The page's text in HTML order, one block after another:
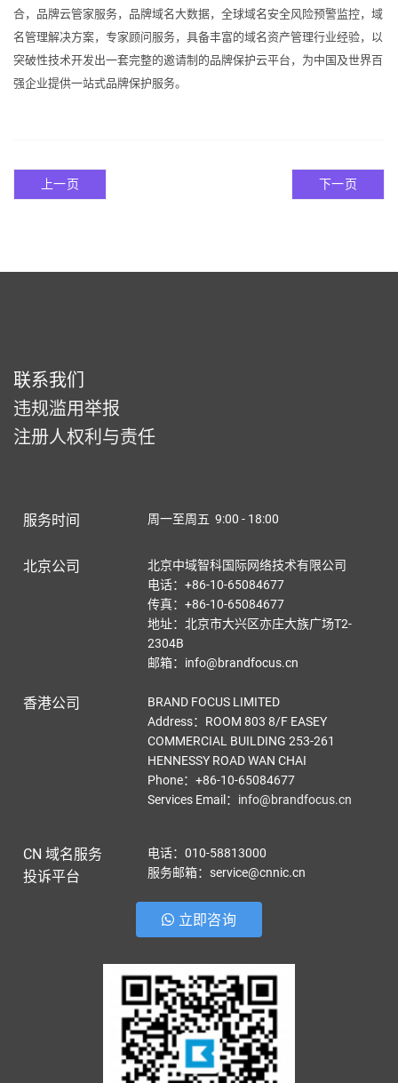
合，品牌云管家服务，品牌域名大数据，全球域名安全风险预警监控，域
名管理解决方案，专家顾问服务，具备丰富的域名资产管理行业经验，以
突破性技术开发出一套完整的邀请制的品牌保护云平台，为中国及世界百
强企业提供一站式品牌保护服务。
上一页 下一页
联系我们
违规滥用举报
注册人权利与责任
服务时间 周一至周五 9:00 - 18:00
北京公司
北京中域智科国际网络技术有限公司
电话：+86-10-65084677
传真：+86-10-65084677
地址：北京市大兴区亦庄大族广场T2-
2304B
邮箱：info@brandfocus.cn
香港公司
BRAND FOCUS LIMITED
Address：ROOM 803 8/F EASEY
COMMERCIAL BUILDING 253-261
HENNESSY ROAD WAN CHAI
Phone：+86-10-65084677
Services Email ： info@brandfocus.cn
CN 域名服务
投诉平台
电话：010-58813000
服务邮箱：service@cnnic.cn
立即咨询